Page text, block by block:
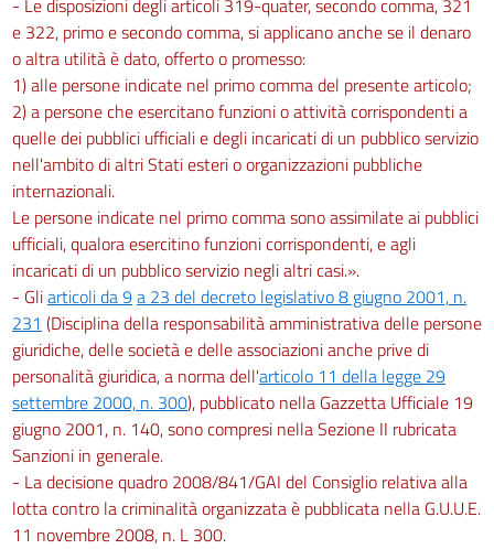
- Le disposizioni degli articoli 319-quater, secondo comma, 321
e 322, primo e secondo comma, si applicano anche se il denaro
o altra utilità è dato, offerto o promesso:
1) alle persone indicate nel primo comma del presente articolo;
2) a persone che esercitano funzioni o attività corrispondenti a
quelle dei pubblici ufficiali e degli incaricati di un pubblico servizio
nell'ambito di altri Stati esteri o organizzazioni pubbliche
internazionali.
Le persone indicate nel primo comma sono assimilate ai pubblici
ufficiali, qualora esercitino funzioni corrispondenti, e agli
incaricati di un pubblico servizio negli altri casi.».
- Gliarticoli da 9 a 23 del decreto legislativo 8 giugno 2001, n.
231 (Disciplina della responsabilità amministrativa delle persone
giuridiche, delle società e delle associazioni anche prive di
personalità giuridica, a norma dell'articolo 11 della legge 29
settembre 2000, n. 300), pubblicato nella Gazzetta Ufficiale 19
giugno 2001, n. 140, sono compresi nella Sezione II rubricata
Sanzioni in generale.
- La decisione quadro 2008/841/GAI del Consiglio relativa alla
lotta contro la criminalità organizzata è pubblicata nella G.U.U.E.
11 novembre 2008, n. L 300.